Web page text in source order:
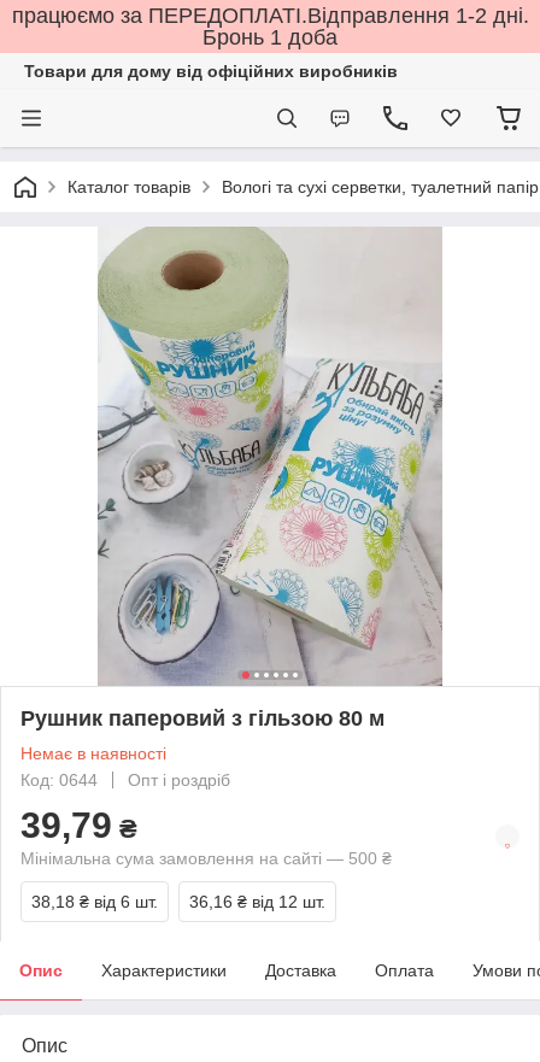
працюємо за ПЕРЕДОПЛАТІ.Відправлення 1-2 дні.
Бронь 1 доба
Товари для дому від офіційних виробників
Каталог товарів Вологі та сухі серветки, туалетний папір
Рушник паперовий з гільзою 80 м
Немає в наявності
Код: 0644
Опт і роздріб
39,79 ₴
Мінімальна сума замовлення на сайті — 500 ₴
38,18 ₴ від 6 шт. 36,16 ₴ від 12 шт.
Опис Характеристики Доставка Оплата Умови
Опис